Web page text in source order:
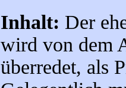
Inhalt: Der
wird von dem
überredet, als